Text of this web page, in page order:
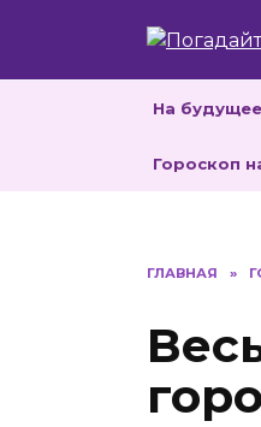
На будущее
Гороскоп
ГЛАВНАЯ »